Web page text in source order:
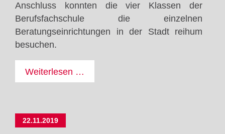
Anschluss konnten die vier Klassen der
Berufsfachschule die einzelnen
Beratungseinrichtungen in der Stadt reihum
besuchen.
Weiterlesen …
talk
22.11.2019